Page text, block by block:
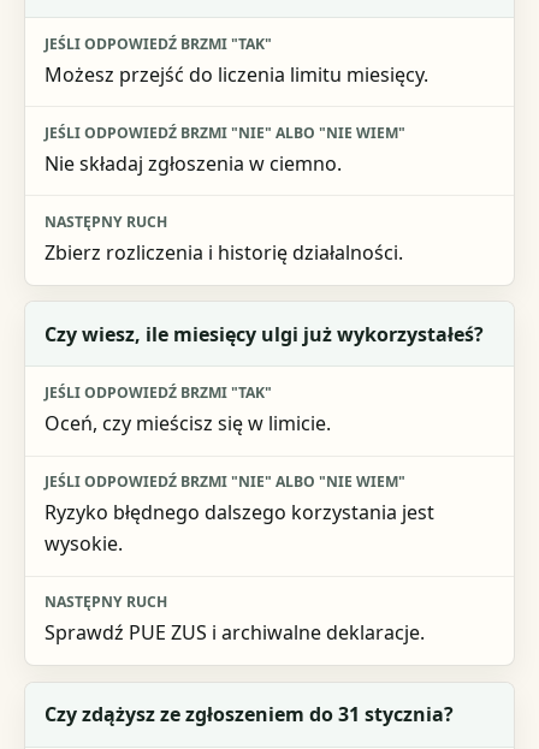
Jeśli odpowiedź brzmi "nie" albo "nie wiem"
Możesz przejść do liczenia limitu miesięcy.
Nie składaj zgłoszenia w ciemno.
Zbierz rozliczenia i historię działalności.
Czy wiesz, ile miesięcy ulgi już wykorzystałeś?
Oceń, czy mieścisz się w limicie.
Ryzyko błędnego dalszego korzystania jest
wysokie.
Sprawdź PUE ZUS i archiwalne deklaracje.
Czy zdążysz ze zgłoszeniem do 31 stycznia?